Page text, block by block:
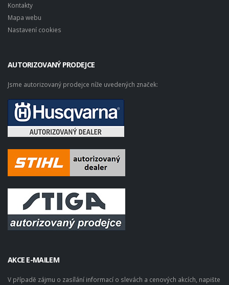
Kontakty
Mapa webu
Nastavení cookies
AUTORIZOVANÝ PRODEJCE
Jsme autorizovaný prodejce níže uvedených značek:
AKCE E-MAILEM
V případě zájmu o zasílání informací o slevách a cenových akcích, napište